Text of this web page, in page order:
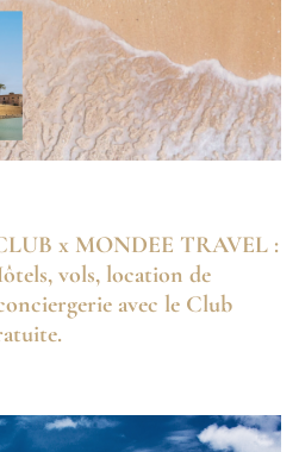
x MONDEE TRAVEL :
vols, location de
avec le Club